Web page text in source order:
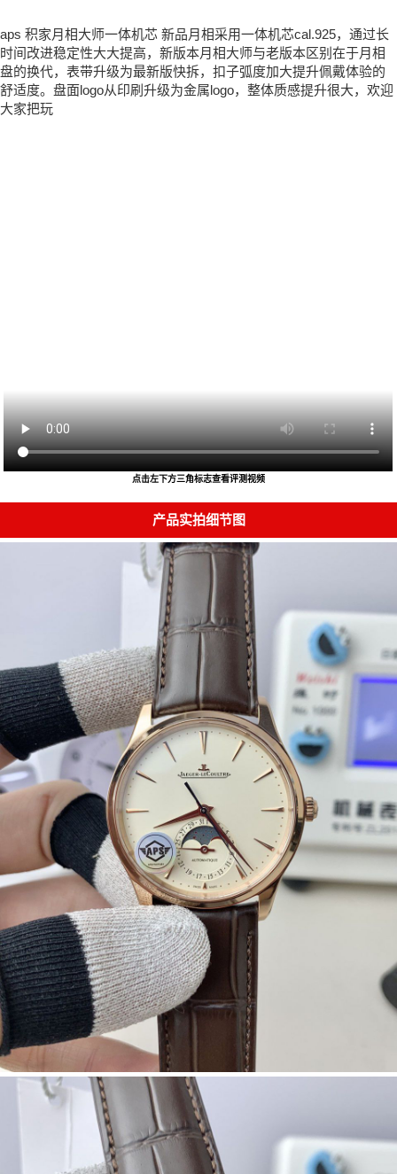
aps 积家月相大师一体机芯 新品月相采用一体机芯cal.925，通过长
时间改进稳定性大大提高，新版本月相大师与老版本区别在于月相
盘的换代，表带升级为最新版快拆，扣子弧度加大提升佩戴体验的
舒适度。盘面logo从印刷升级为金属logo，整体质感提升很大，欢迎
大家把玩
点击左下方三角标志查看评测视频
产品实拍细节图